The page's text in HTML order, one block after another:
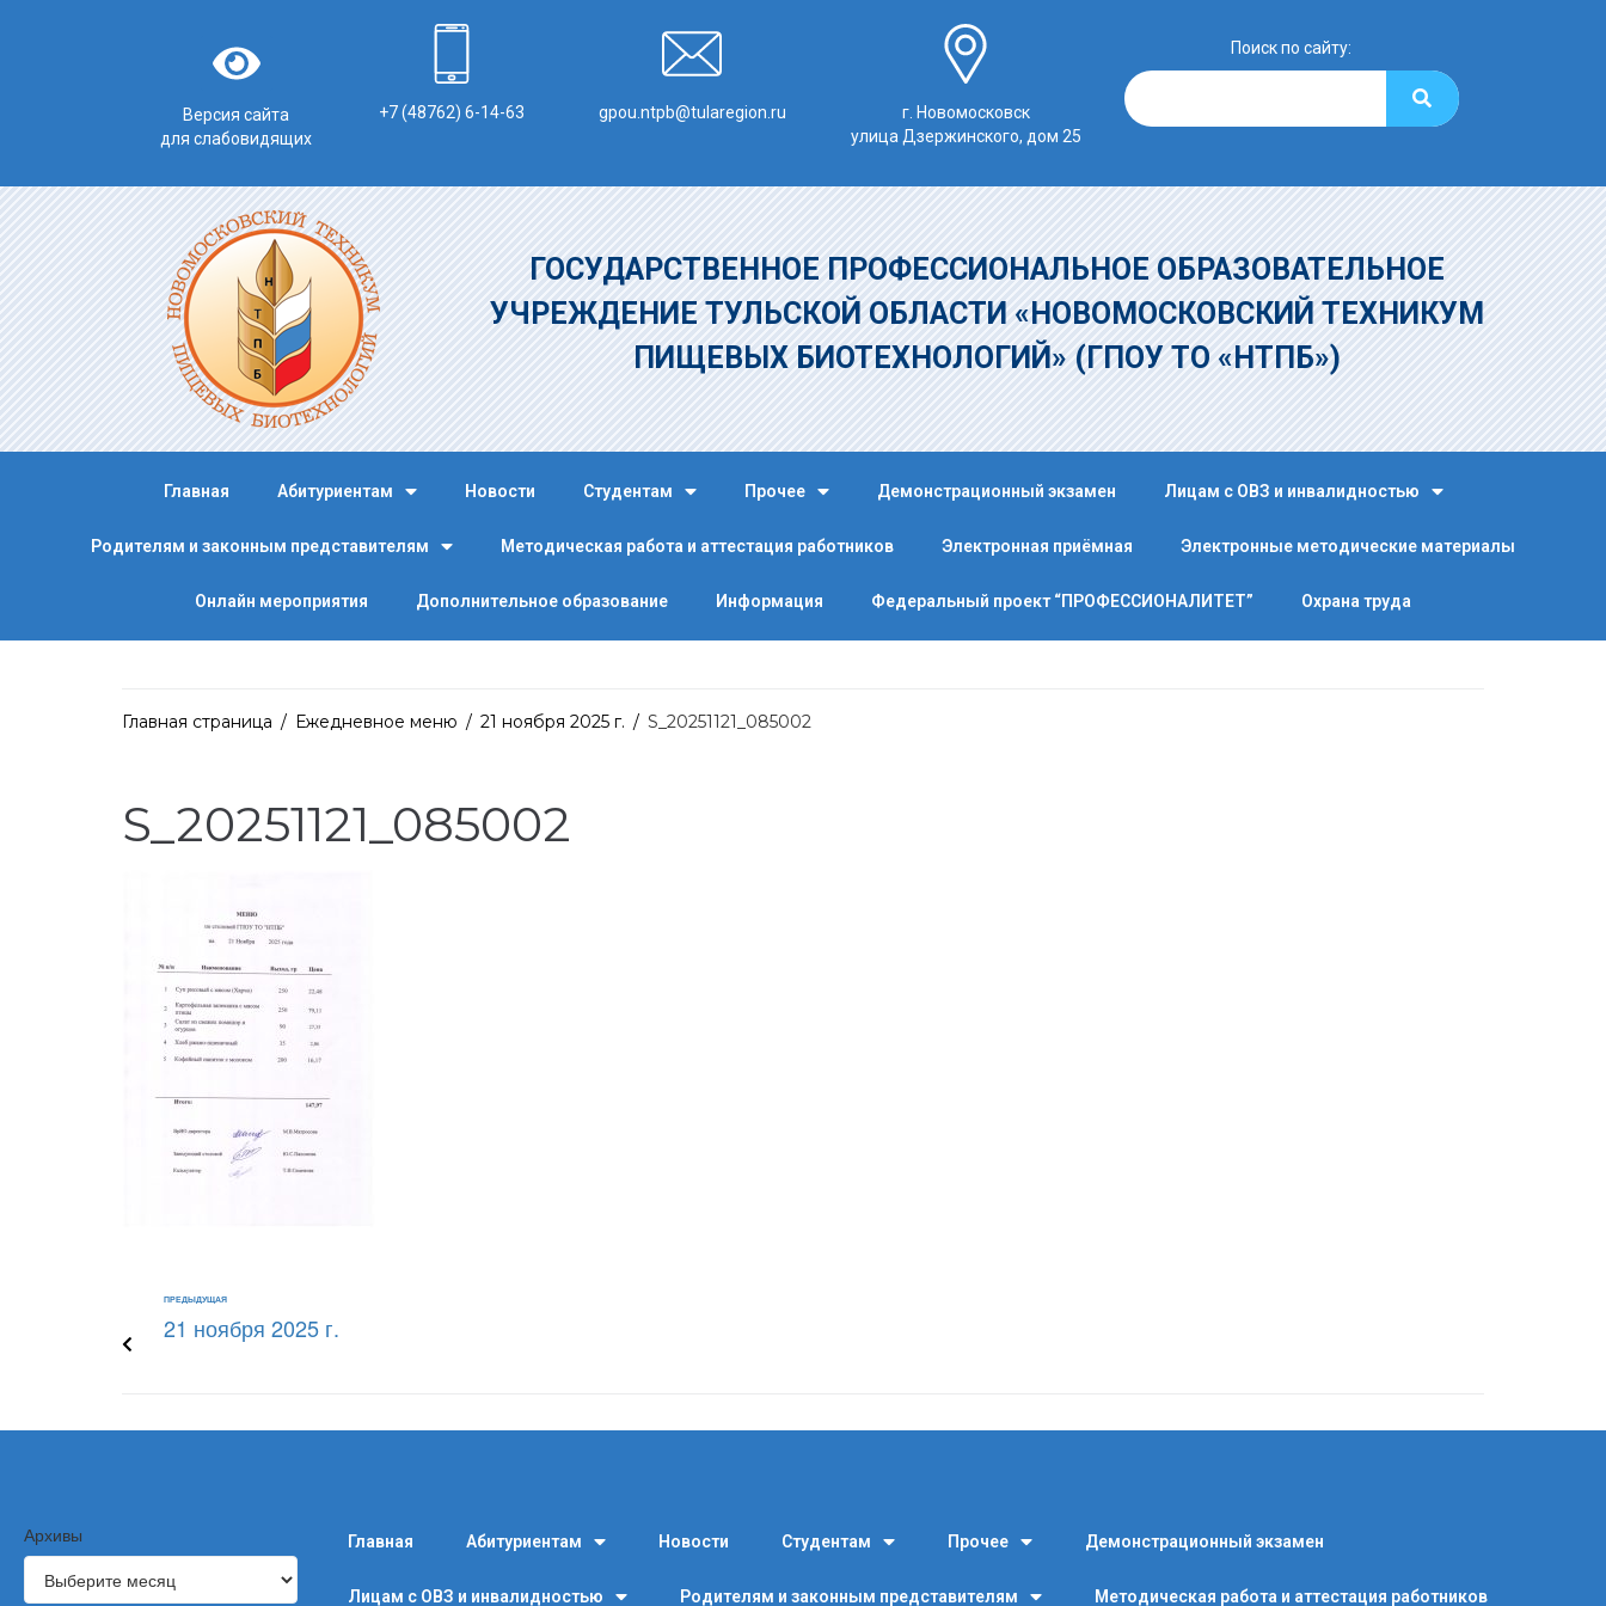
Версия сайта
для слабовидящих
+7 (48762) 6-14-63 gpou.ntpb@tularegion.ru
г. Новомосковск
улица Дзержинского, дом 25
Поиск по сайту:
ГОСУДАРСТВЕННОЕ ПРОФЕССИОНАЛЬНОЕ ОБРАЗОВАТЕЛЬНОЕ
УЧРЕЖДЕНИЕ ТУЛЬСКОЙ ОБЛАСТИ «НОВОМОСКОВСКИЙ ТЕХНИКУМ
ПИЩЕВЫХ БИОТЕХНОЛОГИЙ» (ГПОУ ТО «НТПБ»)
Главная Абитуриентам Новости Студентам Прочее Демонстрационный экзамен Лицам с ОВЗ и инвалидностью
Родителям и законным представителям Методическая работа и аттестация работников Электронная приёмная Электронные методические материалы
Онлайн мероприятия Дополнительное образование Информация Федеральный проект “ПРОФЕССИОНАЛИТЕТ” Охрана труда
Главная страница / Ежедневное меню / 21 ноября 2025 г. / S_20251121_085002
S_20251121_085002
ПРЕДЫДУЩАЯ
21 ноября 2025 г.
Архивы Главная Абитуриентам Новости Студентам Прочее Демонстрационный экзамен
Лицам с ОВЗ и инвалидностью Родителям и законным представителям Методическая работа и аттестация работников